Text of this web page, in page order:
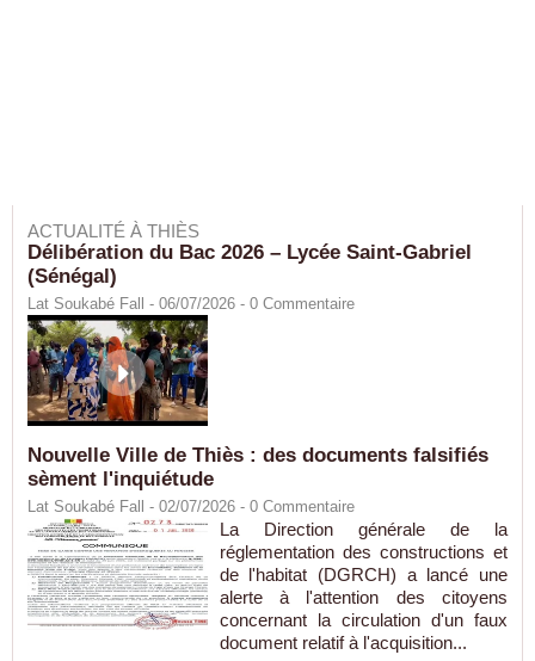
ACTUALITÉ À THIÈS
Délibération du Bac 2026 – Lycée Saint-Gabriel
(Sénégal)
Lat Soukabé Fall - 06/07/2026 - 0 Commentaire
Nouvelle Ville de Thiès : des documents falsifiés
sèment l'inquiétude
Lat Soukabé Fall - 02/07/2026 - 0 Commentaire
La Direction générale de la
réglementation des constructions et
de l'habitat (DGRCH) a lancé une
alerte à l'attention des citoyens
concernant la circulation d'un faux
document relatif à l'acquisition...